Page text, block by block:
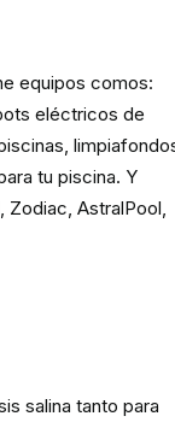
equipos comos:
eléctricos de
tu piscina. Y
Zodiac, AstralPool,
salina tanto para